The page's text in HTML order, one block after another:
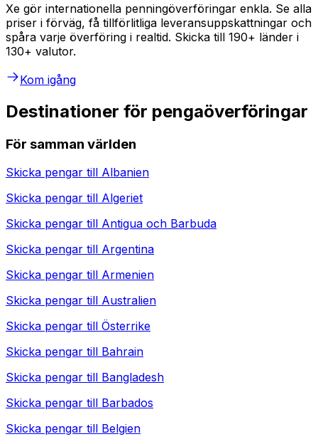
Xe gör internationella penningöverföringar enkla. Se alla
priser i förväg, få tillförlitliga leveransuppskattningar och
spåra varje överföring i realtid. Skicka till 190+ länder i
130+ valutor.
Kom igång
Destinationer för pengaöverföringar
För samman världen
Skicka pengar till Albanien
Skicka pengar till Algeriet
Skicka pengar till Antigua och Barbuda
Skicka pengar till Argentina
Skicka pengar till Armenien
Skicka pengar till Australien
Skicka pengar till Österrike
Skicka pengar till Bahrain
Skicka pengar till Bangladesh
Skicka pengar till Barbados
Skicka pengar till Belgien